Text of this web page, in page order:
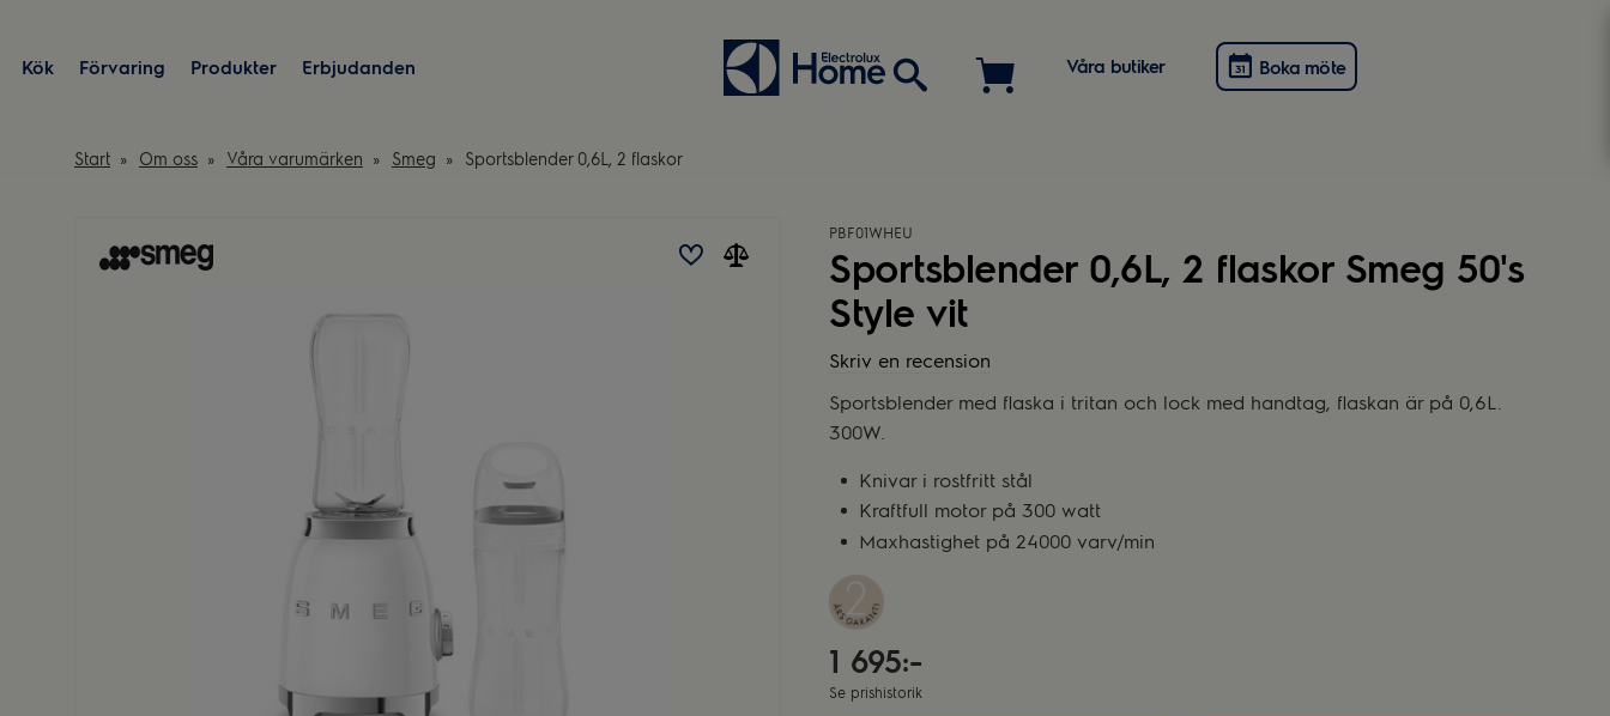
Kök Förvaring Produkter Erbjudanden Våra butiker Boka möte
Start Om oss Våra varumärken Smeg Sportsblender 0,6L, 2 flaskor
PBF01WHEU
Sportsblender 0,6L, 2 flaskor Smeg 50's
Style vit
Skriv en recension
Sportsblender med flaska i tritan och lock med handtag, flaskan är på 0,6L.
300W.
Knivar i rostfritt stål
Kraftfull motor på 300 watt
Maxhastighet på 24000 varv/min
1 695:-
Se prishistorik